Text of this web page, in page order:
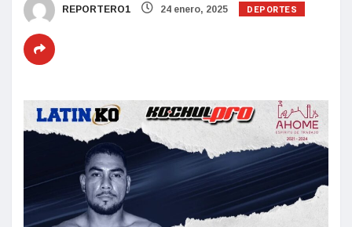
REPORTERO1 24 enero, 2025 DEPORTES